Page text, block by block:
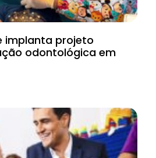
implanta projeto
odontológica em